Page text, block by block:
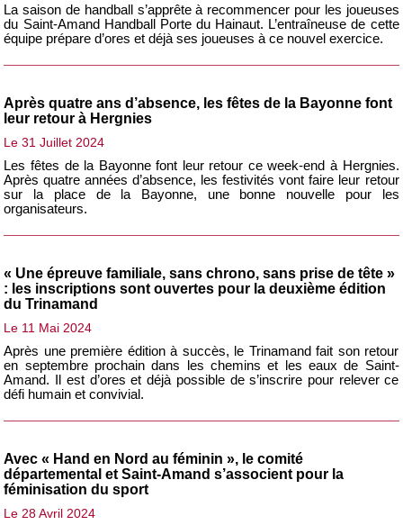
La saison de handball s’apprête à recommencer pour les joueuses
du Saint-Amand Handball Porte du Hainaut. L’entraîneuse de cette
équipe prépare d’ores et déjà ses joueuses à ce nouvel exercice.
Après quatre ans d’absence, les fêtes de la Bayonne font
leur retour à Hergnies
Le 31 Juillet 2024
Les fêtes de la Bayonne font leur retour ce week-end à Hergnies.
Après quatre années d’absence, les festivités vont faire leur retour
sur la place de la Bayonne, une bonne nouvelle pour les
organisateurs.
« Une épreuve familiale, sans chrono, sans prise de tête »
: les inscriptions sont ouvertes pour la deuxième édition
du Trinamand
Le 11 Mai 2024
Après une première édition à succès, le Trinamand fait son retour
en septembre prochain dans les chemins et les eaux de Saint-
Amand. Il est d’ores et déjà possible de s’inscrire pour relever ce
défi humain et convivial.
Avec « Hand en Nord au féminin », le comité
départemental et Saint-Amand s’associent pour la
féminisation du sport
Le 28 Avril 2024